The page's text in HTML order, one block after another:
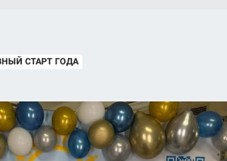
СТАРТ ГОДА